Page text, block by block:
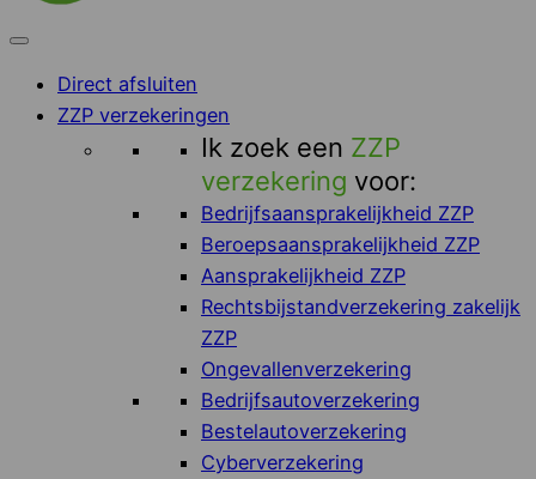
Direct afsluiten
ZZP verzekeringen
Ik zoek een ZZP
verzekering voor:
Bedrijfsaansprakelijkheid ZZP
Beroepsaansprakelijkheid ZZP
Aansprakelijkheid ZZP
Rechtsbijstandverzekering zakelijk
ZZP
Ongevallenverzekering
Bedrijfsautoverzekering
Bestelautoverzekering
Cyberverzekering